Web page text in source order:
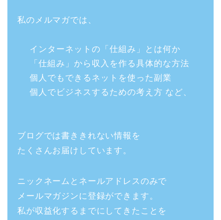
私のメルマガでは、
インターネットの「仕組み」とは何か
「仕組み」から収入を作る具体的な方法
個人でもできるネットを使った副業
個人でビジネスするための考え方 など、
ブログでは書ききれない情報を
たくさんお届けしています。
ニックネームとネールアドレスのみで
メールマガジンに登録ができます。
私が収益化するまでにしてきたことを